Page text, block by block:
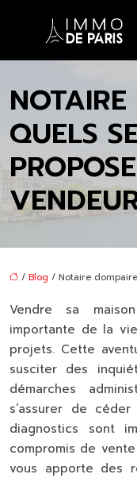
QUELS
/ Blog / Notaire
Vendre sa
importante de la
projets. Cette
susciter des
démarches
s’assurer de
diagnostics sont
compromis de
vous apporte des